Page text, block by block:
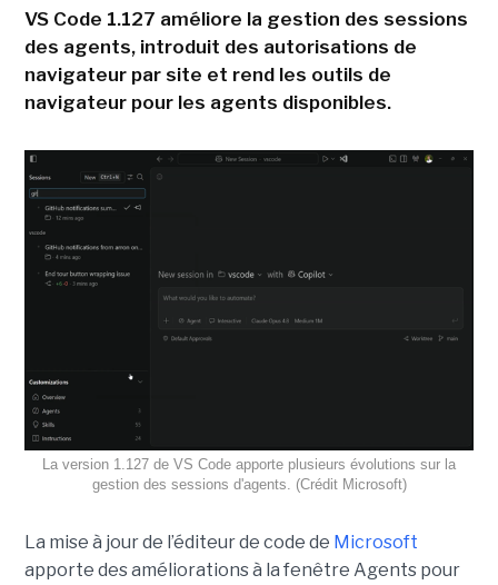
VS Code 1.127 améliore la gestion des sessions
des agents, introduit des autorisations de
navigateur par site et rend les outils de
navigateur pour les agents disponibles.
La version 1.127 de VS Code apporte plusieurs évolutions sur la
gestion des sessions d'agents. (Crédit Microsoft)
La mise à jour de l’éditeur de code de Microsoft
apporte des améliorations à la fenêtre Agents pour